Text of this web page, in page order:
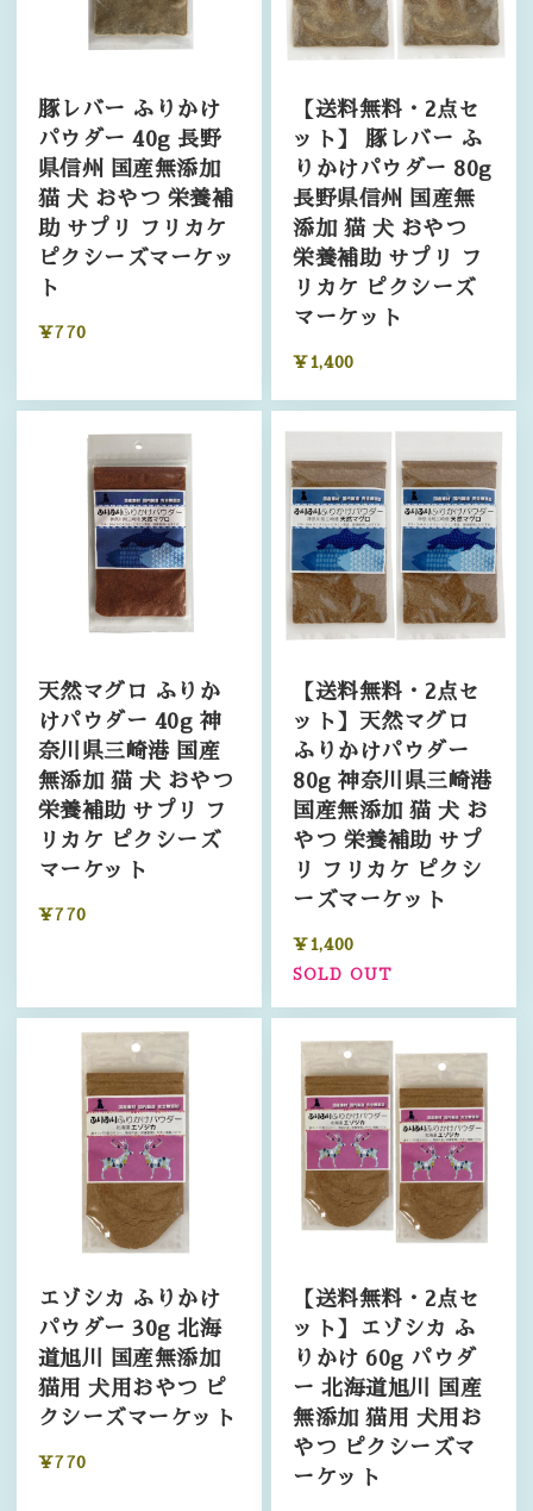
豚レバー ふりかけ
パウダー 40g 長野
県信州 国産無添加
猫 犬 おやつ 栄養補
助 サプリ フリカケ
ピクシーズマーケッ
ト
¥770
【送料無料・2点セ
ット】 豚レバー ふ
りかけパウダー 80g
長野県信州 国産無
添加 猫 犬 おやつ
栄養補助 サプリ フ
リカケ ピクシーズ
マーケット
¥1,400
天然マグロ ふりか
けパウダー 40g 神
奈川県三崎港 国産
無添加 猫 犬 おやつ
栄養補助 サプリ フ
リカケ ピクシーズ
マーケット
¥770
【送料無料・2点セ
ット】天然マグロ
ふりかけパウダー
80g 神奈川県三崎港
国産無添加 猫 犬 お
やつ 栄養補助 サプ
リ フリカケ ピクシ
ーズマーケット
¥1,400
SOLD OUT
エゾシカ ふりかけ
パウダー 30g 北海
道旭川 国産無添加
猫用 犬用おやつ ピ
クシーズマーケット
¥770
【送料無料・2点セ
ット】エゾシカ ふ
りかけ 60g パウダ
ー 北海道旭川 国産
無添加 猫用 犬用お
やつ ピクシーズマ
ーケット